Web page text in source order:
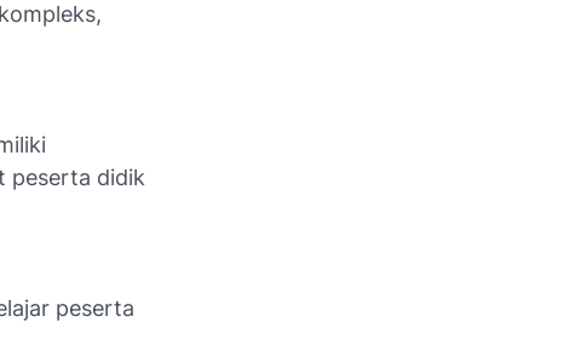
peserta didik
peserta